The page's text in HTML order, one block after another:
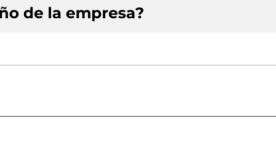
de la empresa?